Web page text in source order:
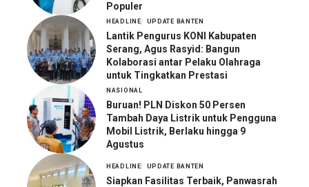
Populer
HEADLINE UPDATE BANTEN
Lantik Pengurus KONI Kabupaten
Serang, Agus Rasyid: Bangun
Kolaborasi antar Pelaku Olahraga
untuk Tingkatkan Prestasi
NASIONAL
Buruan! PLN Diskon 50 Persen
Tambah Daya Listrik untuk Pengguna
Mobil Listrik, Berlaku hingga 9
Agustus
HEADLINE UPDATE BANTEN
Siapkan Fasilitas Terbaik, Panwasrah